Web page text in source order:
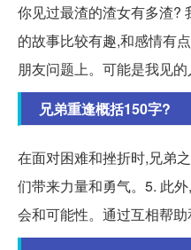
你见过最渣的渣女有多渣?
的故事比较有趣,和感情有
朋友问题上。可能是我见的
兄弟重逢概括150字?
在面对困难和挫折时,兄弟
们带来力量和勇气。5. 此
会和可能性。通过互相帮助